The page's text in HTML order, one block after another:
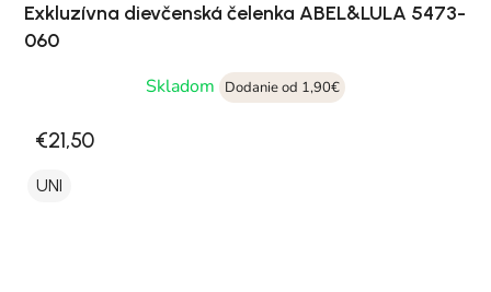
Exkluzívna dievčenská čelenka ABEL&LULA 5473-
060
Skladom
Dodanie od 1,90€
€21,50
UNI